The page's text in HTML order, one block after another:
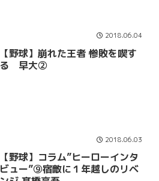
2018.06.04
【野球】崩れた王者 惨敗を喫す
る 早大②
2018.06.03
【野球】コラム”ヒーローインタ
ビュー”⑨宿敵に１年越しのリベ